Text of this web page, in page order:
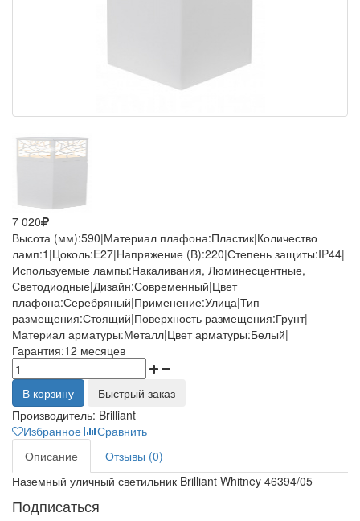
7 020
Высота (мм):590|Материал плафона:Пластик|Количество
ламп:1|Цоколь:E27|Напряжение (В):220|Степень защиты:IP44|
Используемые лампы:Накаливания, Люминесцентные,
Светодиодные|Дизайн:Современный|Цвет
плафона:Серебряный|Применение:Улица|Тип
размещения:Стоящий|Поверхность размещения:Грунт|
Материал арматуры:Металл|Цвет арматуры:Белый|
Гарантия:12 месяцев
В корзину
Быстрый заказ
Производитель: Brilliant
Избранное
Сравнить
Описание
Отзывы (0)
Наземный уличный светильник Brilliant Whitney 46394/05
Подписаться